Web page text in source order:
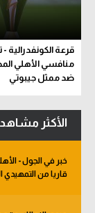
قرعة الكونفدرالية -
منافسي الأهلي
ضد ممثل جيبوتي
الأكثر
قاريا من التمهيدي